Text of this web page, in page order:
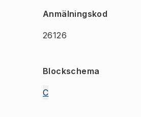
Anmälningskod
26126
Blockschema
C